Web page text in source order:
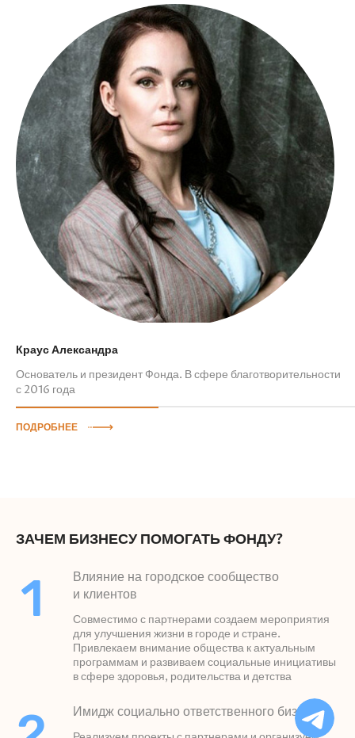
Краус Александра
Основатель и президент Фонда. В сфере благотворительности
с 2016 года
ПОДРОБНЕЕ
ЗАЧЕМ БИЗНЕСУ ПОМОГАТЬ ФОНДУ?
1
Влияние на городское сообщество
и клиентов
Совместимо с партнерами создаем мероприятия
для улучшения жизни в городе и стране.
Привлекаем внимание общества к актуальным
программам и развиваем социальные инициативы
в сфере здоровья, родительства и детства
Имидж социально ответственного бизнеса